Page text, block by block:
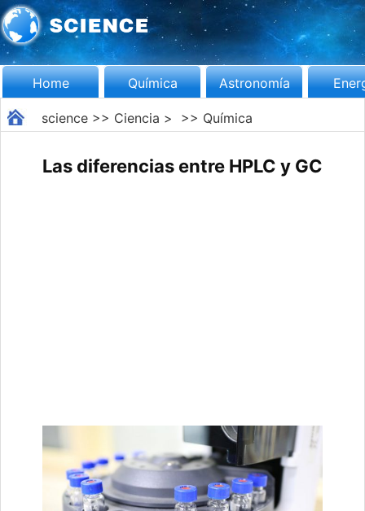
Home Química Astronomía
science>> Ciencia > >> Química
Las diferencias entre HPLC y GC